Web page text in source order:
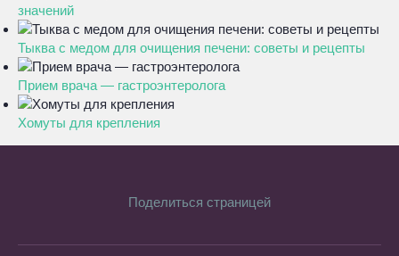
значений
Тыква с медом для очищения печени: советы и рецепты
Прием врача — гастроэнтеролога
Хомуты для крепления
Поделиться страницей